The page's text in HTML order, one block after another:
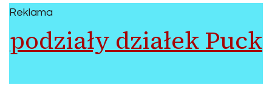
Reklama
podziały działek Puck